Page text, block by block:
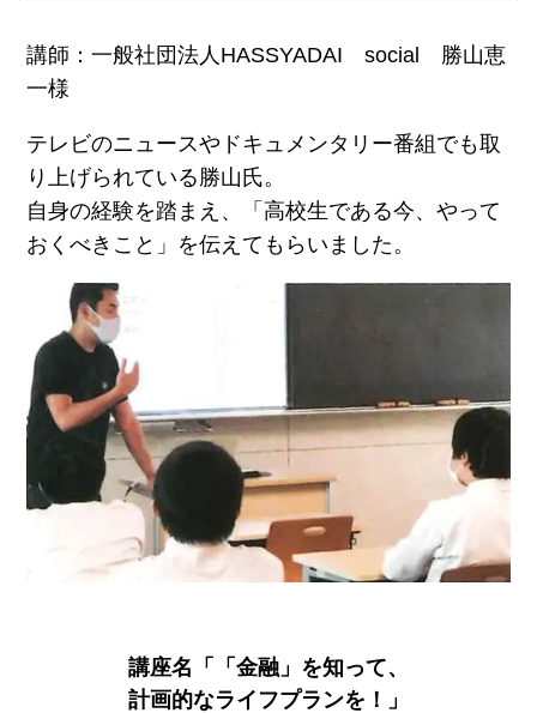
講師：一般社団法人HASSYADAI social 勝山恵
一様
テレビのニュースやドキュメンタリー番組でも取
り上げられている勝山氏。
自身の経験を踏まえ、「高校生である今、やって
おくべきこと」を伝えてもらいました。
講座名「「金融」を知って、
計画的なライフプランを！」